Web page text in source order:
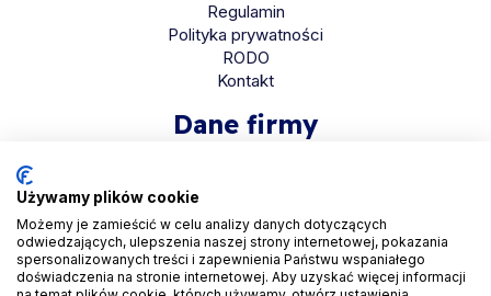
Regulamin
Polityka prywatności
RODO
Kontakt
Dane firmy
ul. Bolkowska 2D
01-466 Warszawa
KRS 0001048558
REGON 525935069
Używamy plików cookie
Możemy je zamieścić w celu analizy danych dotyczących
odwiedzających, ulepszenia naszej strony internetowej, pokazania
spersonalizowanych treści i zapewnienia Państwu wspaniałego
doświadczenia na stronie internetowej. Aby uzyskać więcej informacji